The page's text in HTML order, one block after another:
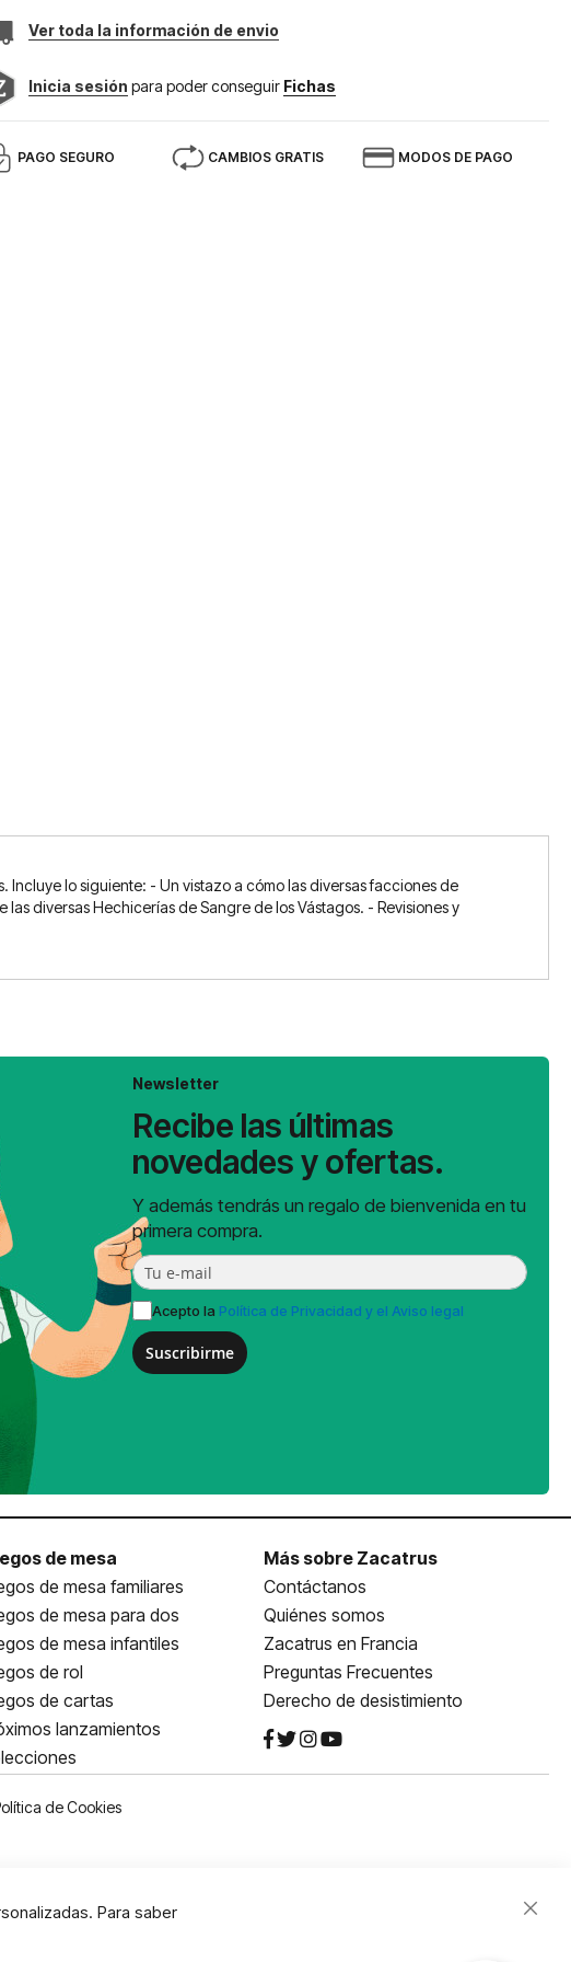
Ver toda la información de envio
Inicia sesión para poder conseguir Fichas
PAGO SEGURO CAMBIOS GRATIS MODOS DE PAGO
Incluye lo siguiente: - Un vistazo a cómo las diversas facciones de
diversas Hechicerías de Sangre de los Vástagos. - Revisiones y
Newsletter
Recibe las últimas
novedades y ofertas.
Y además tendrás un regalo de bienvenida en tu
primera compra.
Acepto la Política de Privacidad y el Aviso legal
Suscribirme
de mesa
de mesa familiares
de mesa para dos
de mesa infantiles
de rol
de cartas
lanzamientos
Más sobre Zacatrus
Contáctanos
Quiénes somos
Zacatrus en Francia
Preguntas Frecuentes
Derecho de desistimiento
de Cookies
Para saber